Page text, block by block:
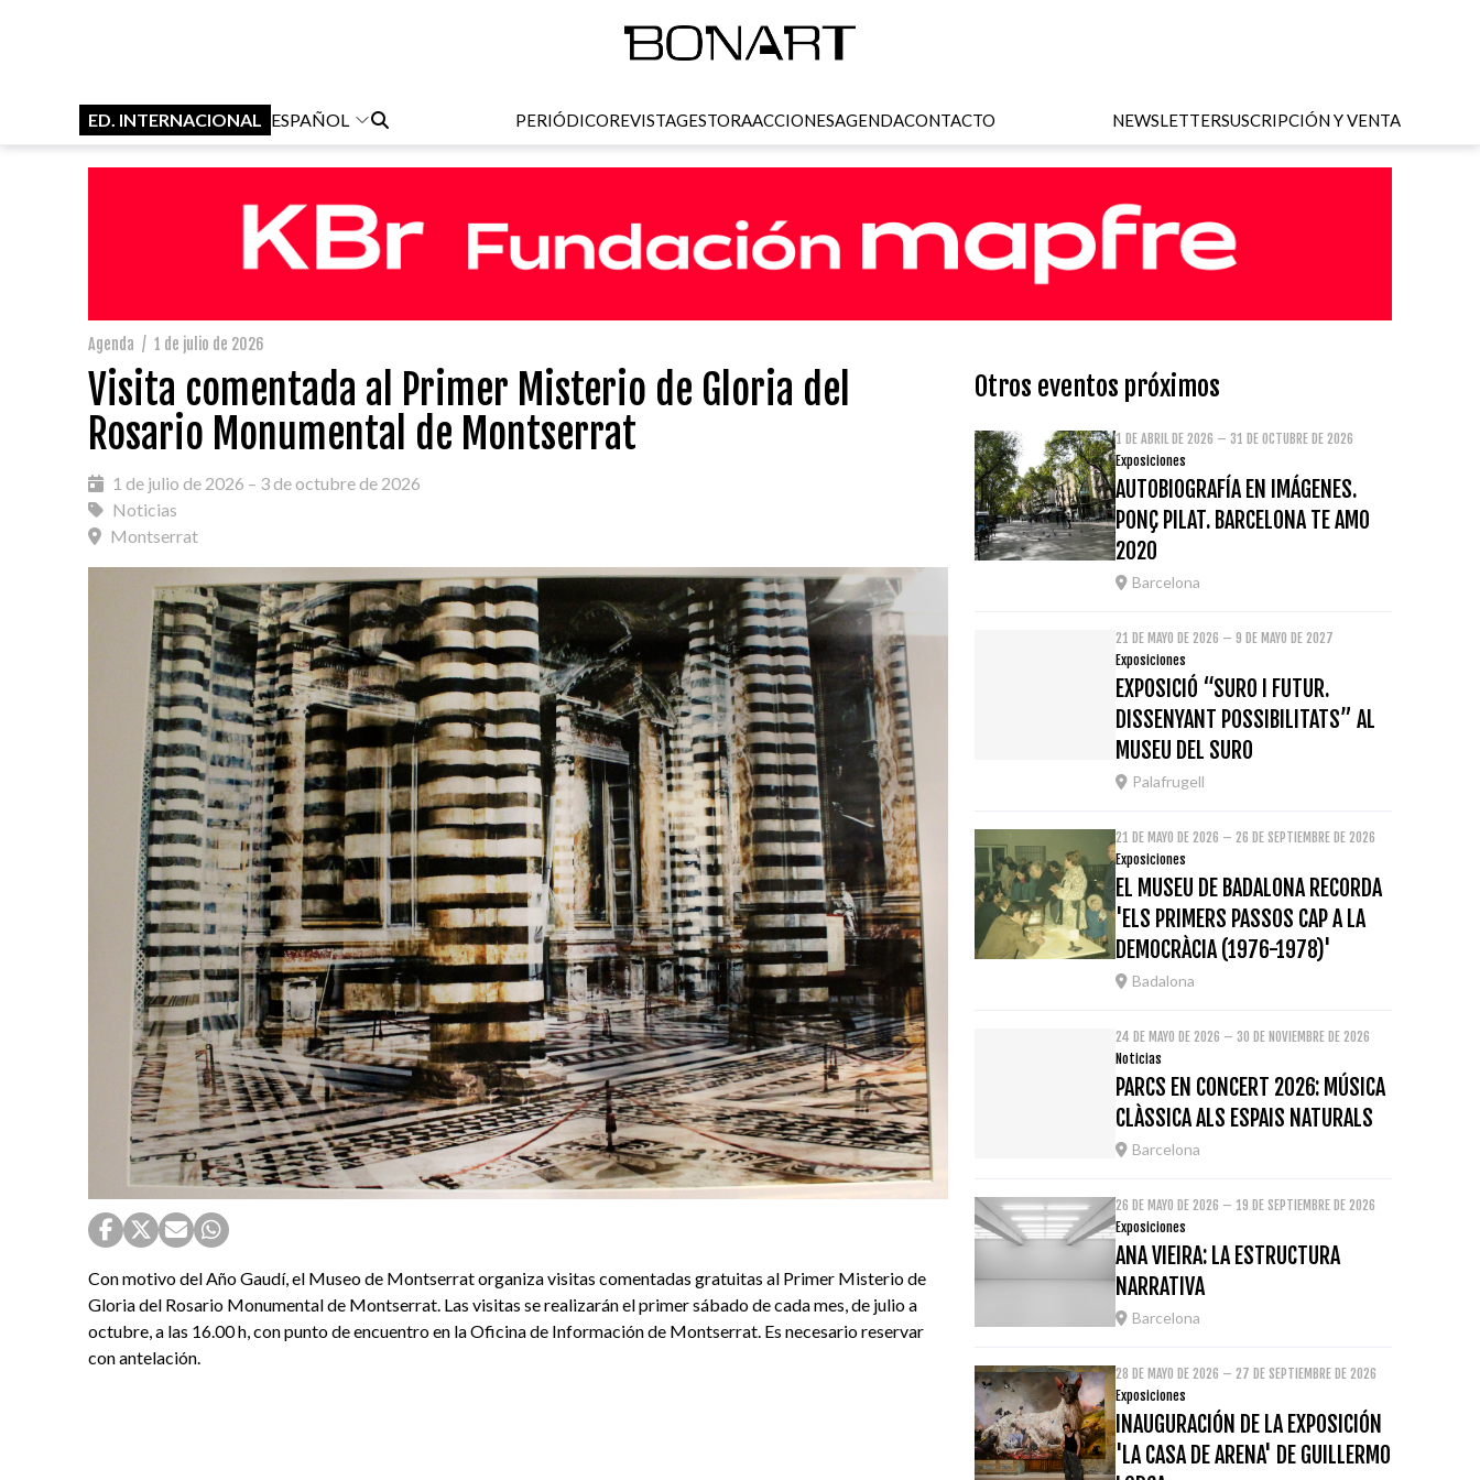
ED. INTERNACIONAL ESPAÑOL PERIÓDICOREVISTAGESTORAACCIONESAGENDACONTACTO NEWSLETTERSUSCRIPCIÓN Y VENTA
Agenda / 1 de julio de 2026
Visita comentada al Primer Misterio de Gloria del
Rosario Monumental de Montserrat
1 de julio de 2026 – 3 de octubre de 2026
Noticias
Montserrat
Con motivo del Año Gaudí, el Museo de Montserrat organiza visitas comentadas gratuitas al Primer Misterio de
Gloria del Rosario Monumental de Montserrat. Las visitas se realizarán el primer sábado de cada mes, de julio a
octubre, a las 16.00 h, con punto de encuentro en la Oficina de Información de Montserrat. Es necesario reservar
con antelación.
Otros eventos próximos
1 DE ABRIL DE 2026 – 31 DE OCTUBRE DE 2026
Exposiciones
AUTOBIOGRAFÍA EN IMÁGENES.
PONÇ PILAT. BARCELONA TE AMO
2020
Barcelona
21 DE MAYO DE 2026 – 9 DE MAYO DE 2027
Exposiciones
EXPOSICIÓ “SURO I FUTUR.
DISSENYANT POSSIBILITATS” AL
MUSEU DEL SURO
Palafrugell
21 DE MAYO DE 2026 – 26 DE SEPTIEMBRE DE 2026
Exposiciones
EL MUSEU DE BADALONA RECORDA
'ELS PRIMERS PASSOS CAP A LA
DEMOCRÀCIA (1976-1978)'
Badalona
24 DE MAYO DE 2026 – 30 DE NOVIEMBRE DE 2026
Noticias
PARCS EN CONCERT 2026: MÚSICA
CLÀSSICA ALS ESPAIS NATURALS
Barcelona
26 DE MAYO DE 2026 – 19 DE SEPTIEMBRE DE 2026
Exposiciones
ANA VIEIRA: LA ESTRUCTURA
NARRATIVA
Barcelona
28 DE MAYO DE 2026 – 27 DE SEPTIEMBRE DE 2026
Exposiciones
INAUGURACIÓN DE LA EXPOSICIÓN
'LA CASA DE ARENA' DE GUILLERMO